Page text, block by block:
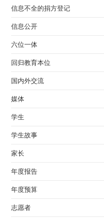
信息不全的捐方登记
信息公开
六位一体
回归教育本位
国内外交流
媒体
学生
学生故事
家长
年度报告
年度预算
志愿者